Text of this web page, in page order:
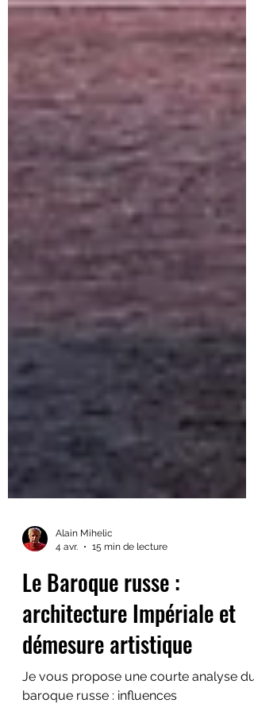
4 avr.
15 min de lecture
Le Baroque russe :
architecture Impériale et
démesure artistique